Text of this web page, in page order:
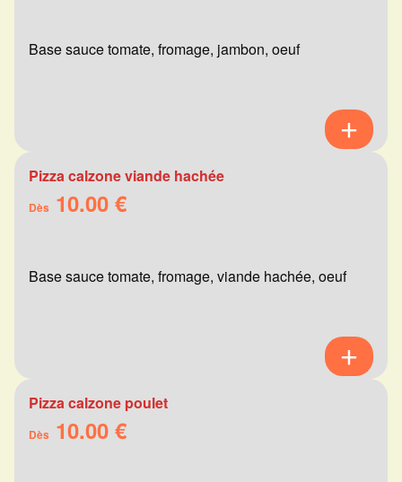
Base sauce tomate, fromage, jambon, oeuf
Pizza calzone viande hachée
Dès 10.00 €
Base sauce tomate, fromage, viande hachée, oeuf
Pizza calzone poulet
Dès 10.00 €